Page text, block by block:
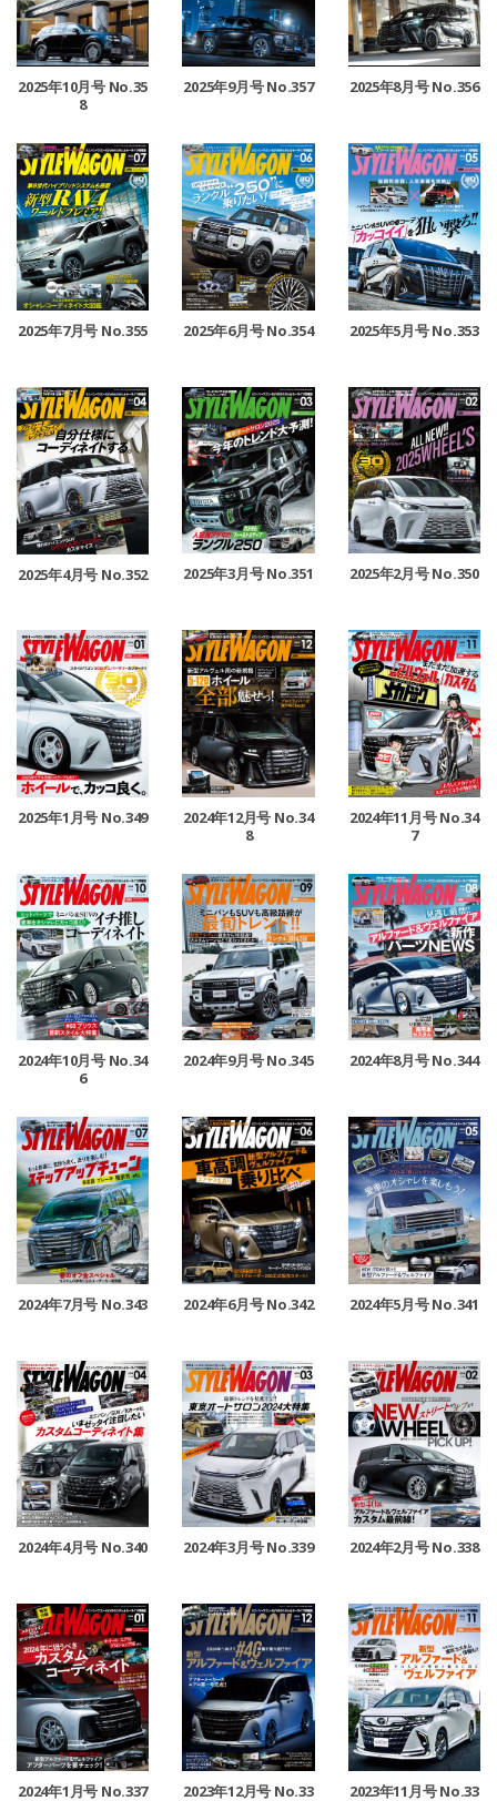
2025年10月号 No.35
8
2025年9月号 No.357 2025年8月号 No.356
2025年7月号 No.355 2025年6月号 No.354 2025年5月号 No.353
2025年4月号 No.352 2025年3月号 No.351 2025年2月号 No.350
2025年1月号 No.349
2024年12月号 No.34
8
2024年11月号 No.34
7
2024年10月号 No.34
6
2024年9月号 No.345 2024年8月号 No.344
2024年7月号 No.343 2024年6月号 No.342 2024年5月号 No.341
2024年4月号 No.340 2024年3月号 No.339 2024年2月号 No.338
2024年1月号 No.337
2023年12月号 No.33
2023年11月号 No.33